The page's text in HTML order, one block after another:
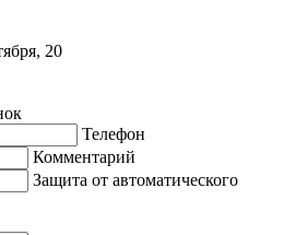
20
Телефон
Комментарий
Защита от автоматического